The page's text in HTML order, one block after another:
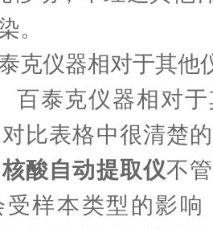
。
仪器相对于其他
泰克仪器相对于
比表格中很清楚
核酸自动提取仪不
受样本类型的影响